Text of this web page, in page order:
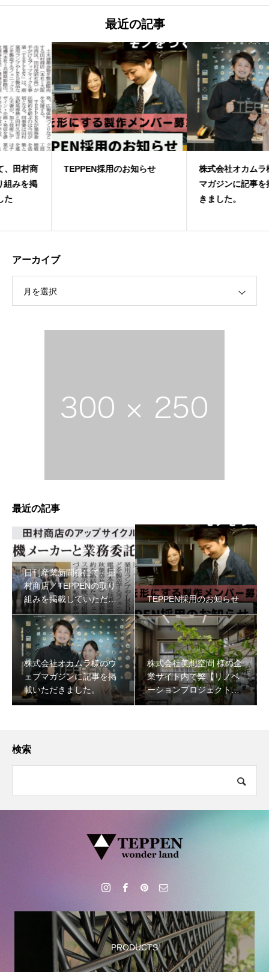
最近の記事
TEPPEN採用のお知らせ
株式会社オカムラ様のウェブ
マガジンに記事を掲載いただ
アーカイブ
月を選択
最近の記事
日刊産業新聞様にて、田
村商店／TEPPENの取り
組みを掲載していただき
ました
TEPPEN採用のお知らせ
株式会社オカムラ様のウ
ェブマガジンに記事を掲
載いただきました。
株式会社美想空間 様の企
業サイト内で弊【リノベ
ーションプロジェクト】
について掲載いただきま
検索
PRODUCTS